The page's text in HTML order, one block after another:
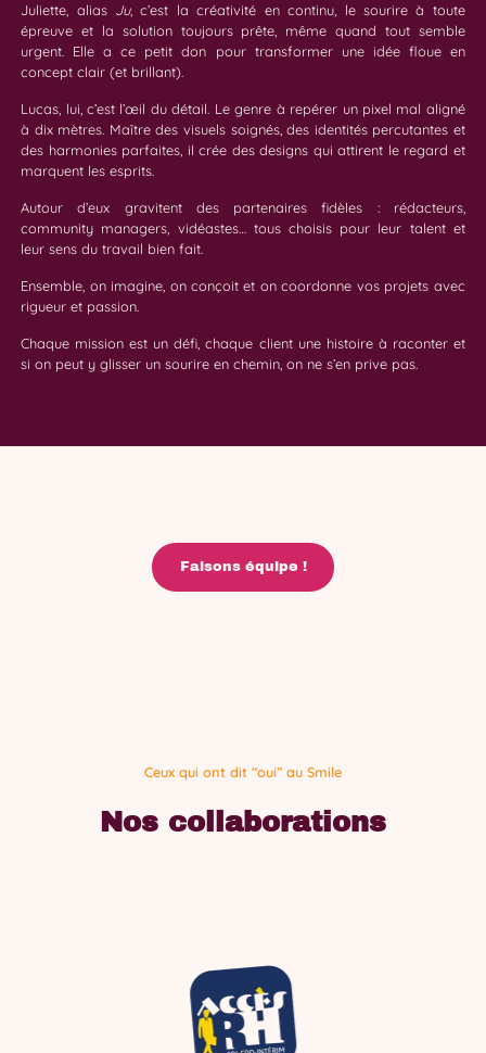
Juliette, alias Ju, c’est la créativité en continu, le sourire à toute
épreuve et la solution toujours prête, même quand tout semble
urgent. Elle a ce petit don pour transformer une idée floue en
concept clair (et brillant).
Lucas, lui, c’est l’œil du détail. Le genre à repérer un pixel mal aligné
à dix mètres. Maître des visuels soignés, des identités percutantes et
des harmonies parfaites, il crée des designs qui attirent le regard et
marquent les esprits.
Autour d’eux gravitent des partenaires fidèles : rédacteurs,
community managers, vidéastes… tous choisis pour leur talent et
leur sens du travail bien fait.
Ensemble, on imagine, on conçoit et on coordonne vos projets avec
rigueur et passion.
Chaque mission est un défi, chaque client une histoire à raconter et
si on peut y glisser un sourire en chemin, on ne s’en prive pas.
Faisons équipe !
Ceux qui ont dit “oui” au Smile
Nos collaborations